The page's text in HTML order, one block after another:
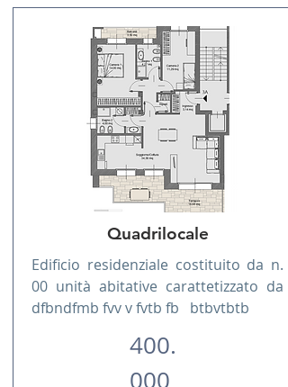
Quadrilocale
Edificio residenziale costituito da n.
00 unità abitative carattetizzato da
dfbndfmb fvv v fvtb fb btbvtbtb
400.
000